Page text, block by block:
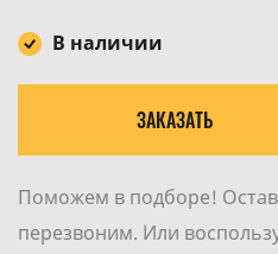
В наличии
ЗАКАЗАТЬ
Поможем в подборе!
перезвоним. Или